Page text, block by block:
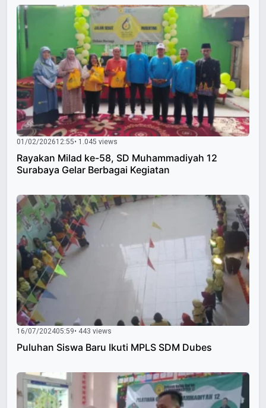
01/02/202612:55• 1.045 views
Rayakan Milad ke-58, SD Muhammadiyah 12
Surabaya Gelar Berbagai Kegiatan
16/07/202405:59• 443 views
Puluhan Siswa Baru Ikuti MPLS SDM Dubes